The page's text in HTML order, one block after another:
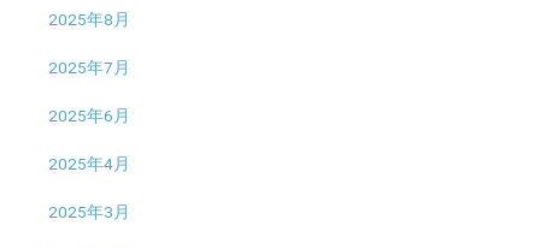
2025年8月
2025年7月
2025年6月
2025年4月
2025年3月